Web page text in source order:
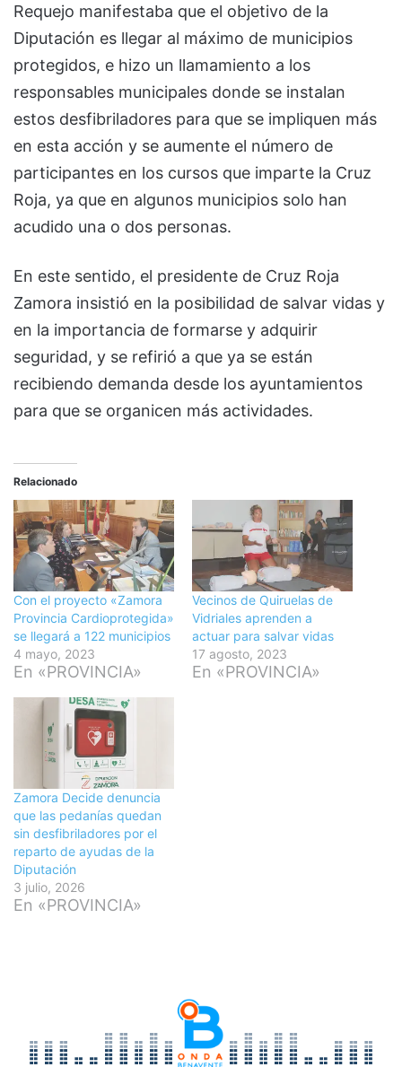
Requejo manifestaba que el objetivo de la
Diputación es llegar al máximo de municipios
protegidos, e hizo un llamamiento a los
responsables municipales donde se instalan
estos desfibriladores para que se impliquen más
en esta acción y se aumente el número de
participantes en los cursos que imparte la Cruz
Roja, ya que en algunos municipios solo han
acudido una o dos personas.
En este sentido, el presidente de Cruz Roja
Zamora insistió en la posibilidad de salvar vidas y
en la importancia de formarse y adquirir
seguridad, y se refirió a que ya se están
recibiendo demanda desde los ayuntamientos
para que se organicen más actividades.
Relacionado
Con el proyecto «Zamora
Provincia Cardioprotegida»
se llegará a 122 municipios
4 mayo, 2023
En «PROVINCIA»
Vecinos de Quiruelas de
Vidriales aprenden a
actuar para salvar vidas
17 agosto, 2023
En «PROVINCIA»
Zamora Decide denuncia
que las pedanías quedan
sin desfibriladores por el
reparto de ayudas de la
Diputación
3 julio, 2026
En «PROVINCIA»